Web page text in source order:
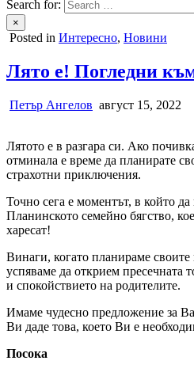
Search for:
×
Posted in Интересно, Новини
Лято е! Погледни
Петър Ангелов август 15, 2022
Лятото е в разгара си. Ако
отминала е време да планирате
страхотни приключения.
Точно сега е моментът, в който
Планинското семейно бягство,
харесат!
Винаги, когато планираме
успяваме да открием пресечната
и спокойствието на родителите.
Имаме чудесно предложение за
Ви даде това, което Ви е
Посока